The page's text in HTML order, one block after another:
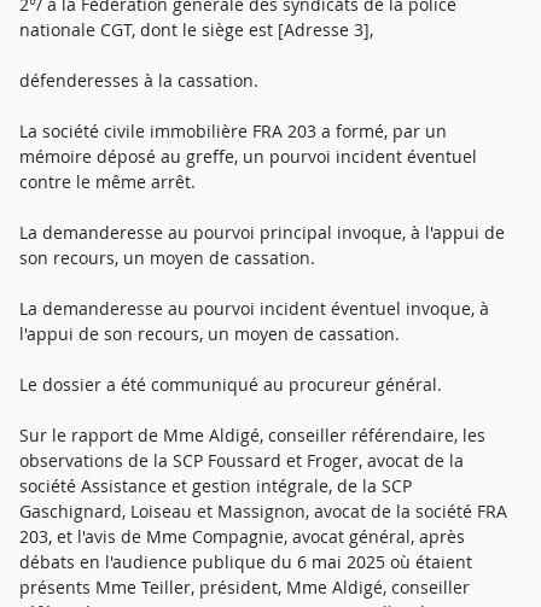
nationale CGT, dont le siège est [Adresse 3],
défenderesses à la cassation.
La société civile immobilière FRA 203 a formé, par un
mémoire déposé au greffe, un pourvoi incident éventuel
contre le même arrêt.
La demanderesse au pourvoi principal invoque, à l'appui de
son recours, un moyen de cassation.
La demanderesse au pourvoi incident éventuel invoque, à
l'appui de son recours, un moyen de cassation.
Le dossier a été communiqué au procureur général.
Sur le rapport de Mme Aldigé, conseiller référendaire, les
observations de la SCP Foussard et Froger, avocat de la
société Assistance et gestion intégrale, de la SCP
Gaschignard, Loiseau et Massignon, avocat de la société FRA
203, et l'avis de Mme Compagnie, avocat général, après
débats en l'audience publique du 6 mai 2025 où étaient
présents Mme Teiller, président, Mme Aldigé, conseiller